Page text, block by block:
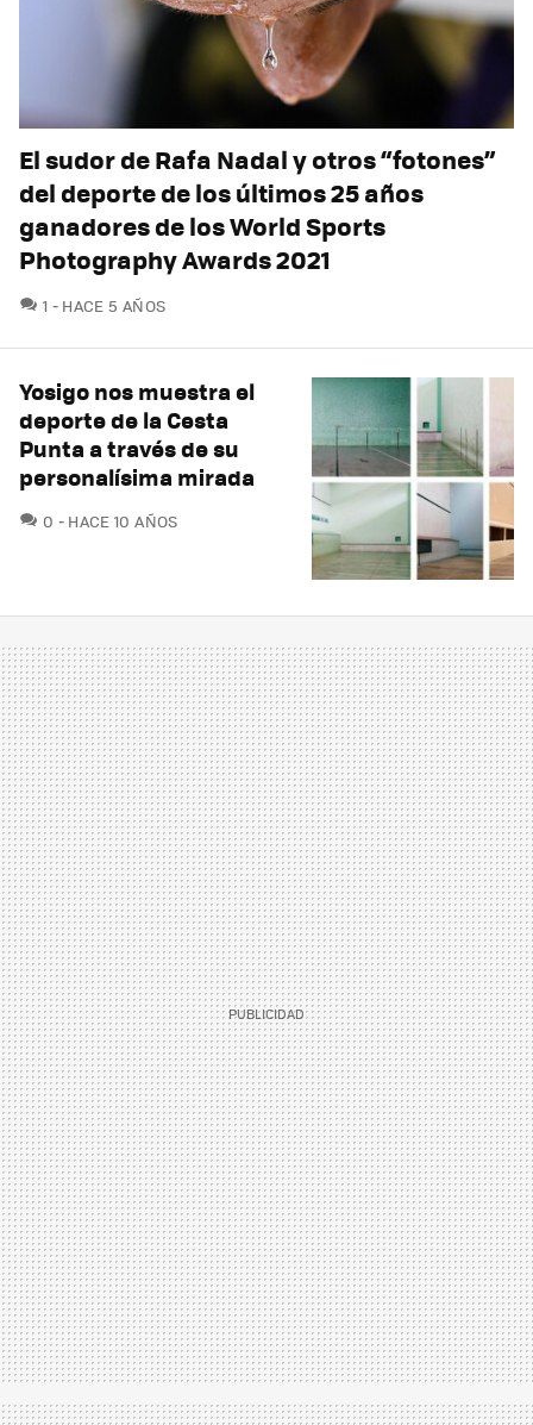
El sudor de Rafa Nadal y otros “fotones”
del deporte de los últimos 25 años
ganadores de los World Sports
Photography Awards 2021
1 COMENTARIOS
HACE 5 AÑOS
Yosigo nos muestra el
deporte de la Cesta
Punta a través de su
personalísima mirada
0 COMENTARIOS
HACE 10 AÑOS